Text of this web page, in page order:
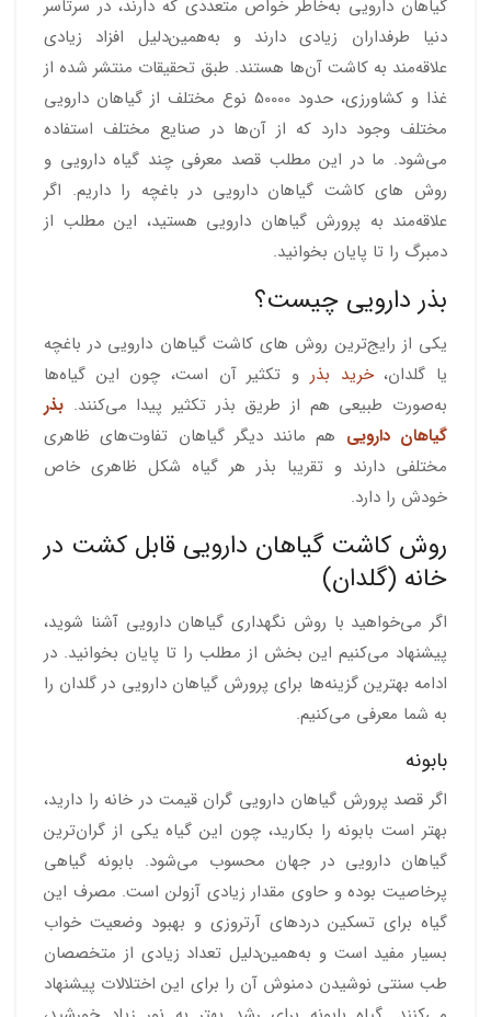
گیاهان دارویی به‌خاطر خواص متعددی که دارند، در سرتاسر
دنیا طرفداران زیادی دارند و به‌‌‌‌همین‌دلیل افزاد زیادی
علاقه‌مند به کاشت آن‌ها هستند. طبق تحقیقات منتشر شده از
غذا و کشاورزی، حدود 50000 نوع مختلف از گیاهان دارویی
مختلف وجود دارد که از آن‌ها در صنایع مختلف استفاده
می‌شود. ما در این مطلب قصد معرفی چند گیاه دارویی و
روش های کاشت گیاهان دارویی در باغچه را داریم. اگر
علاقه‌مند به پرورش گیاهان دارویی هستید، این مطلب از
دمبرگ را تا پایان بخوانید.
بذر دارویی چیست؟
یکی از رایج‌ترین روش های کاشت گیاهان دارویی در باغچه
یا گلدان،خرید بذر و تکثیر آن است، چون این گیاه‌ها
به‌صورت طبیعی هم از طریق بذر تکثیر پیدا می‌کنند. بذر
گیاهان دارویی هم مانند دیگر گیاهان تفاوت‌‌های ظاهری
مختلفی دارند و تقریبا بذر هر گیاه شکل ظاهری خاص
خودش را دارد.
روش کاشت گیاهان دارویی قابل کشت در
خانه (گلدان)
اگر می‌خواهید با روش نگهداری گیاهان دارویی آشنا شوید،
پیشنهاد می‌کنیم این بخش از مطلب را تا پایان بخوانید. در
ادامه بهترین گزینه‌ها برای پرورش گیاهان دارویی در گلدان را
به شما معرفی می‌کنیم.
بابونه
اگر قصد پرورش گیاهان دارویی گران قیمت در خانه را دارید،
بهتر است بابونه را بکارید، چون این گیاه یکی از گران‌ترین
گیاهان دارویی در جهان محسوب می‌شود. بابونه گیاهی
پرخاصیت بوده و حاوی مقدار زیادی آزولن است. مصرف این
گیاه برای تسکین‌ دردهای آرتروزی و بهبود وضعیت خواب
بسیار مفید است و به‌همین‌دلیل تعداد زیادی از متخصصان
طب سنتی نوشیدن دمنوش آن را برای این اختلالات پیشنهاد